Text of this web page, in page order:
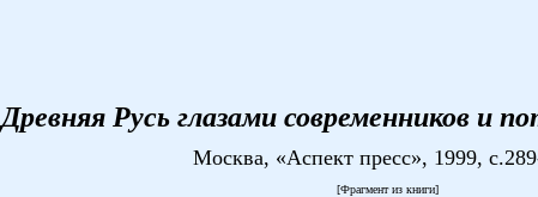
Древняя Русь глазами современников и
Москва, «Аспект пресс», 1999,
[Фрагмент из книги]